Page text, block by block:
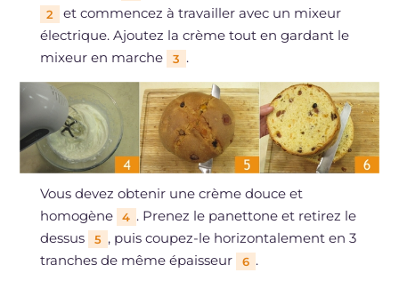
2
et commencez à travailler avec un mixeur
électrique. Ajoutez la crème tout en gardant le
mixeur en marche
3 .
Vous devez obtenir une crème douce et
homogène
4 . Prenez le panettone et retirez le
dessus
5 , puis coupez-le horizontalement en 3
tranches de même épaisseur
6 .